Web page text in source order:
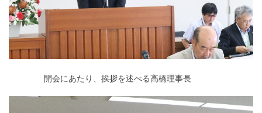
開会にあたり、挨拶を述べる高橋理事長